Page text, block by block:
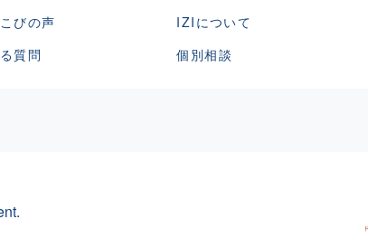
びの声 IZIについて
質問 個別相談